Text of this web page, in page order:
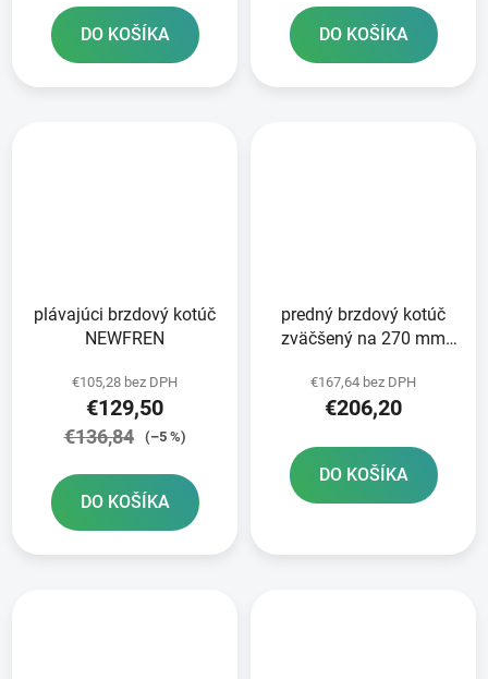
DO KOŠÍKA DO KOŠÍKA
plávajúci brzdový kotúč
NEWFREN
€105,28 bez DPH
€129,50
€136,84 (–5 %)
DO KOŠÍKA
predný brzdový kotúč
zväčšený na 270 mm
€167,64 bez DPH
€206,20
DO KOŠÍKA